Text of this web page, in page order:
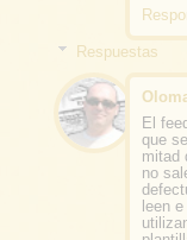
Respuestas
El
que
mitad
no
leen